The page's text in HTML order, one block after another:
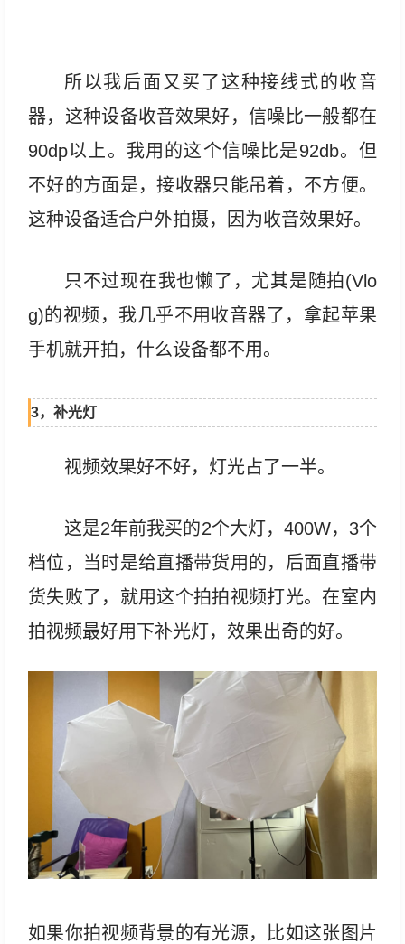
所以我后面又买了这种接线式的收音
器，这种设备收音效果好，信噪比一般都在
90dp以上。我用的这个信噪比是92db。但
不好的方面是，接收器只能吊着，不方便。
这种设备适合户外拍摄，因为收音效果好。
只不过现在我也懒了，尤其是随拍(Vlo
g)的视频，我几乎不用收音器了，拿起苹果
手机就开拍，什么设备都不用。
3，补光灯
视频效果好不好，灯光占了一半。
这是2年前我买的2个大灯，400W，3个
档位，当时是给直播带货用的，后面直播带
货失败了，就用这个拍拍视频打光。在室内
拍视频最好用下补光灯，效果出奇的好。
如果你拍视频背景的有光源，比如这张图片